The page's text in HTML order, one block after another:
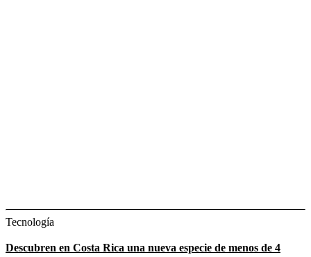
Tecnología
Descubren en Costa Rica una nueva especie de menos de 4